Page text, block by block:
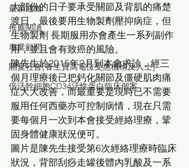
最新通知
推薦閱讀
專業顧問
關愛社會[養生寶高電位受惠機構及人士]
倍活幹細胞CD34活性蛋白臨床個案
大部份的日子要承受關節及背肌的痛楚
渡日，最後要用生物製劑壓抑病症，但
生物製劑 長期服用亦會產生一系列副作
用，並且會有致癌的風險。
陳先生於2015年2月到本會求診，經三
個月理療後已把鈣化關節及僵硬肌肉痛
症大大改善，而最重要是現時已不需要
服用任何西藥亦可控制病情，現在只需
要每個月一次到本會接受經絡理療，鞏
固身體健康狀況便可。
圖片是陳先生接受第6次經絡理療時臨床
狀況，背部刮痧走罐後體內乳酸及一系